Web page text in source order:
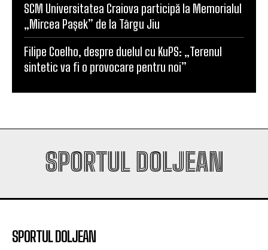
SCM Universitatea Craiova participă la Memorialul
„Mircea Pașek” de la Târgu Jiu
Filipe Coelho, despre duelul cu KuPS: „Terenul
sintetic va fi o provocare pentru noi”
SPORTUL DOLJEAN
SPORTUL DOLJEAN